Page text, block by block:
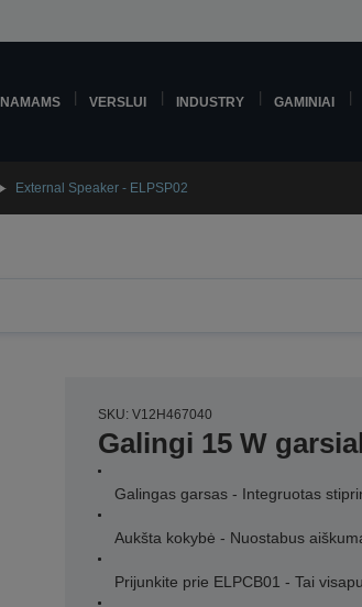
NAMAMS VERSLUI INDUSTRY GAMINIAI
External Speaker - ELPSP02
SKU: V12H467040
Galingi 15 W
Galingas garsas - Integruotas
Aukšta kokybė - Nuostabus
Prijunkite prie ELPCB01 - Tai